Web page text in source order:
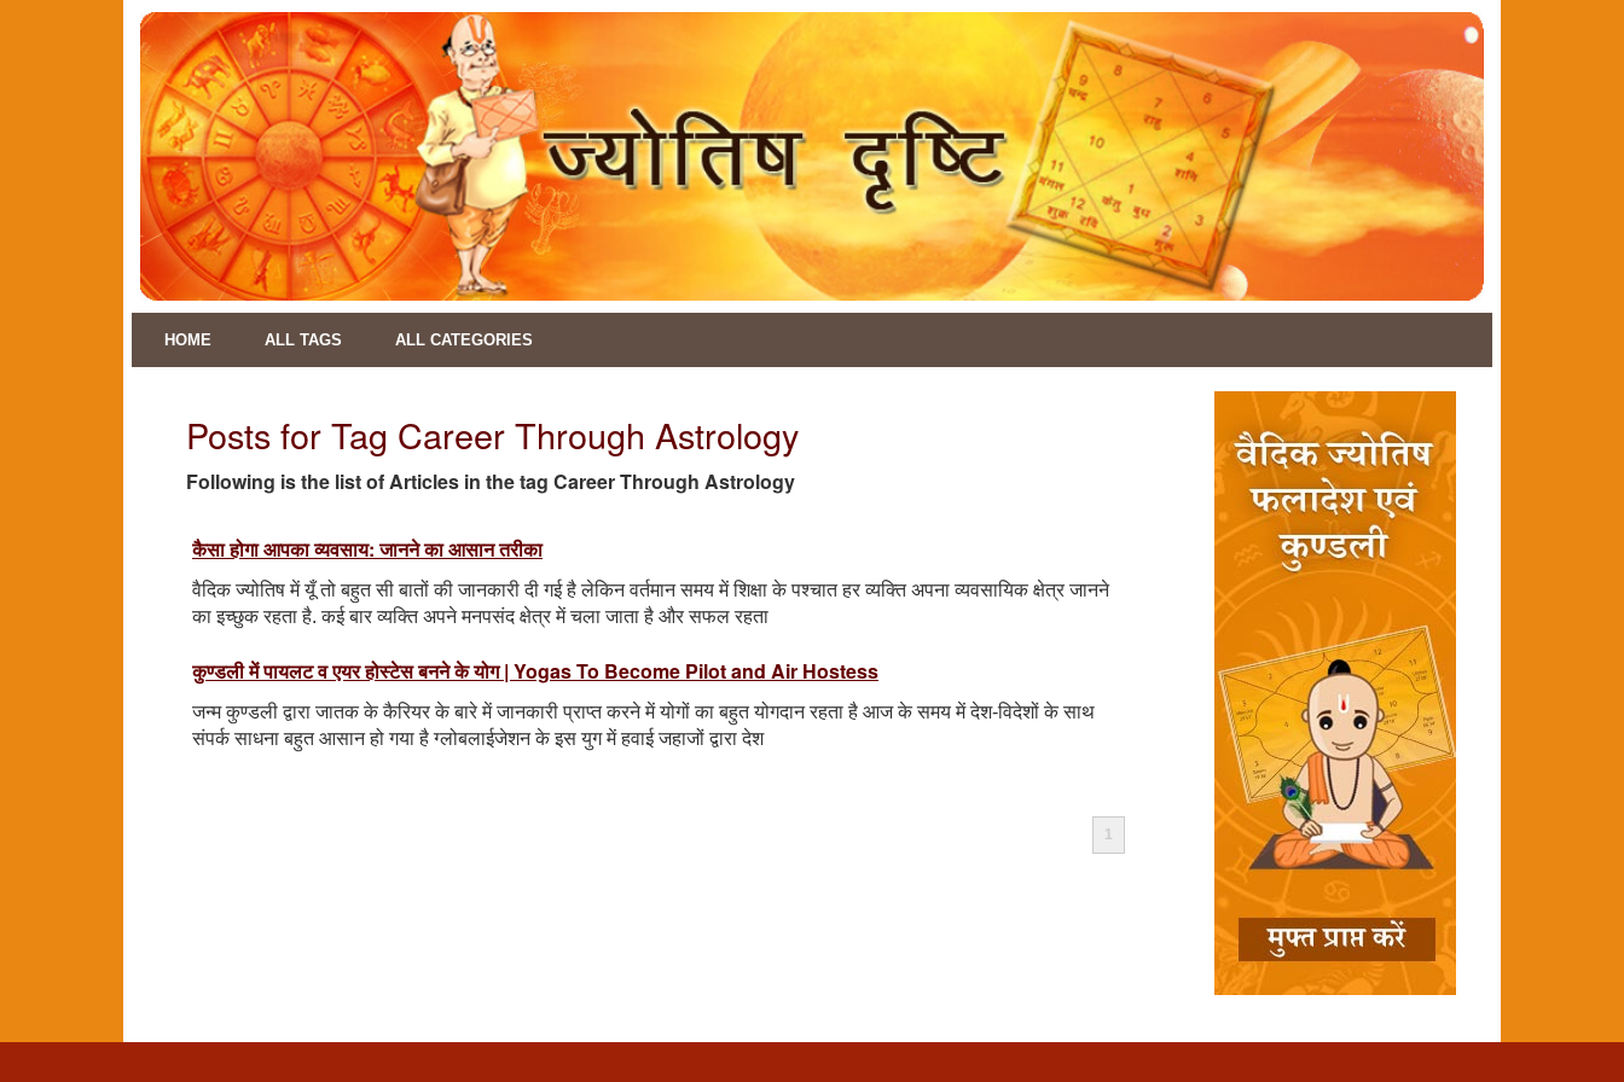
HOME ALL TAGS ALL CATEGORIES
Posts for Tag Career Through Astrology
Following is the list of Articles in the tag Career Through Astrology
कैसा होगा आपका व्यवसाय: जानने का आसान तरीका
वैदिक ज्योतिष में यूँ तो बहुत सी बातों की जानकारी दी गई है लेकिन वर्तमान समय में शिक्षा के पश्चात हर व्यक्ति अपना व्यवसायिक क्षेत्र जानने
का इच्छुक रहता है. कई बार व्यक्ति अपने मनपसंद क्षेत्र में चला जाता है और सफल रहता
कुण्डली में पायलट व एयर होस्टेस बनने के योग | Yogas To Become Pilot and Air Hostess
जन्म कुण्डली द्वारा जातक के कैरियर के बारे में जानकारी प्राप्त करने में योगों का बहुत योगदान रहता है आज के समय में देश-विदेशों के साथ
संपर्क साधना बहुत आसान हो गया है ग्लोबलाईजेशन के इस युग में हवाई जहाजों द्वारा देश
1